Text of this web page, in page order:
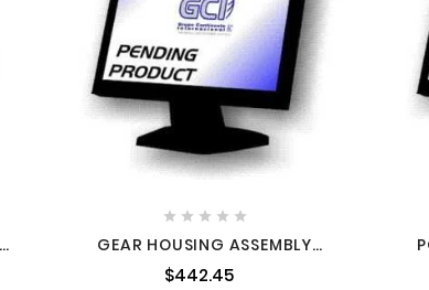
    
GEAR HOUSING ASSEMBLY
$442.45